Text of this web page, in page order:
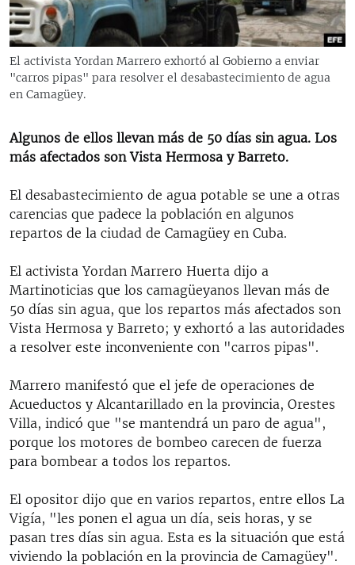
RADIO MARTÍ
ESPECIALES
ESPECIALES
LA REALIDAD DE LA VIVIENDA EN CUBA
KENTU-CUBANO
DESINFORMACIÓN RUSA EN AMÉRICA LATINA
LA INVASIÓN DE RUSIA A UCRANIA
MULTIMEDIA
EDITORIALES
SÍGUENOS
El activista Yordan Marrero exhortó al Gobierno a enviar
"carros pipas" para resolver el desabastecimiento de agua
en Camagüey.
Algunos de ellos llevan más de 50 días sin agua. Los
más afectados son Vista Hermosa y Barreto.
El desabastecimiento de agua potable se une a otras
carencias que padece la población en algunos
repartos de la ciudad de Camagüey en Cuba.
El activista Yordan Marrero Huerta dijo a
Martinoticias que los camagüeyanos llevan más de
50 días sin agua, que los repartos más afectados son
Vista Hermosa y Barreto; y exhortó a las autoridades
a resolver este inconveniente con "carros pipas".
Marrero manifestó que el jefe de operaciones de
Acueductos y Alcantarillado en la provincia, Orestes
Villa, indicó que "se mantendrá un paro de agua",
porque los motores de bombeo carecen de fuerza
para bombear a todos los repartos.
El opositor dijo que en varios repartos, entre ellos La
Vigía, "les ponen el agua un día, seis horas, y se
pasan tres días sin agua. Esta es la situación que está
viviendo la población en la provincia de Camagüey".